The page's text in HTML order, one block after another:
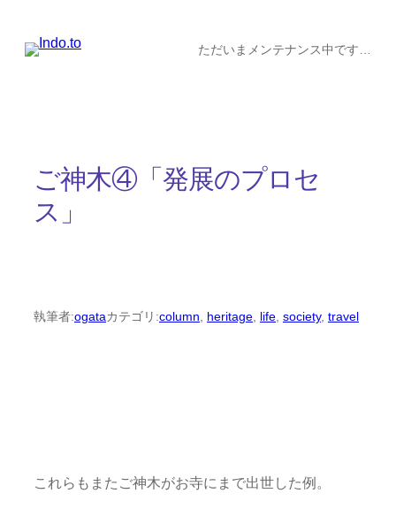
ただいまメンテナンス中です…
ご神木④「発展のプロセ
ス」
執筆者:ogataカテゴリ:column heritage life society, travel
これらもまたご神木がお寺にまで出世した例。